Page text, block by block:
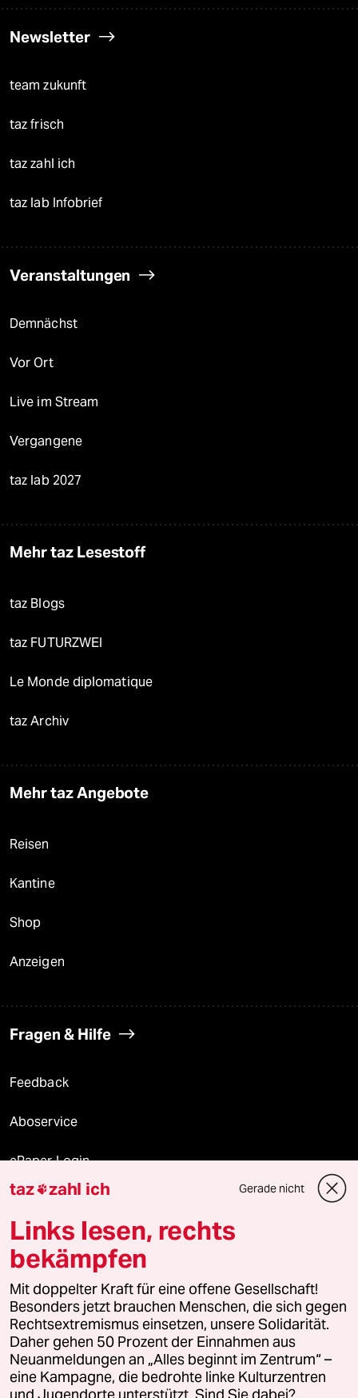
Newsletter
team zukunft
taz frisch
taz zahl ich
taz lab Infobrief
Veranstaltungen
Demnächst
Vor Ort
Live im Stream
Vergangene
taz lab 2027
Mehr taz Lesestoff
taz Blogs
taz FUTURZWEI
Le Monde diplomatique
taz Archiv
Mehr taz Angebote
Reisen
Kantine
Shop
Anzeigen
Fragen & Hilfe
Feedback
Aboservice
ePaper Login
Downloads für Abonnierende
© 2026 taz Verlags und Vertriebs GmbH
Alle Rechte vorbehalten. Bei rechtlichen Fragen oder für Genehmigungen
wenden Sie sich bitte an
lizenzen@taz.de
Feedback Redaktionsstatut Kommune-Richtlinien
Leitlinie Informant Datenschutz Impressum AGB
taz zahl ich Gerade nicht
Links lesen, rechts
bekämpfen
Mit doppelter Kraft für eine offene Gesellschaft!
Besonders jetzt brauchen Menschen, die sich gegen
Rechtsextremismus einsetzen, unsere Solidarität.
Daher gehen 50 Prozent der Einnahmen aus
Neuanmeldungen an „Alles beginnt im Zentrum“ –
eine Kampagne, die bedrohte linke Kulturzentren